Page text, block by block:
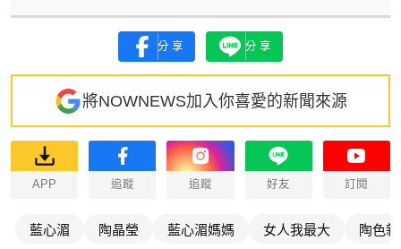
分享 分享
將NOWNEWS加入你喜愛的新聞來源
APP 追蹤 追蹤 好友 訂閱
藍心湄 陶晶瑩 藍心湄媽媽 女人我最大 陶色